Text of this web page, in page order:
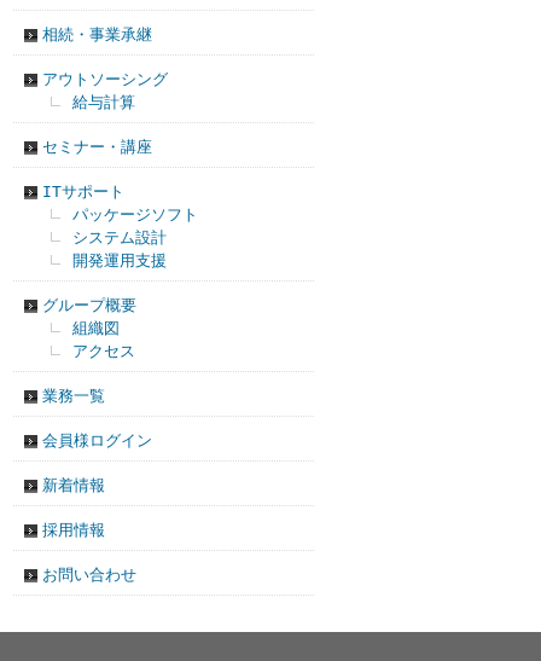
相続・事業承継
アウトソーシング
給与計算
セミナー・講座
ITサポート
パッケージソフト
システム設計
開発運用支援
グループ概要
組織図
アクセス
業務一覧
会員様ログイン
新着情報
採用情報
お問い合わせ